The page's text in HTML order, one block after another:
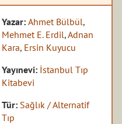
Yazar:Ahmet Bülbül,
Mehmet E. Erdil,Adnan
Kara, Ersin Kuyucu
Yayınevi: İstanbul Tıp
Kitabevi
Tür: Sağlık / Alternatif
Tıp